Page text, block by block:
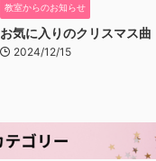
教室からのお知らせ
お気に入りのクリスマス曲
2024/12/15